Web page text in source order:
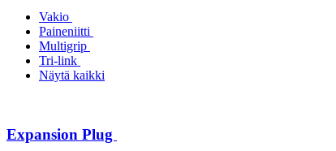
Vakio
Paineniitti
Multigrip
Tri-link
Näytä kaikki
Expansion Plug